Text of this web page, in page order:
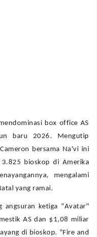
box office AS
baru 2026. Mengutip
bersama Na'vi ini
bioskop di Amerika
mengalami
yang ramai.
angsuran ketiga "Avatar"
AS dan $1,08 miliar
di bioskop. "Fire and